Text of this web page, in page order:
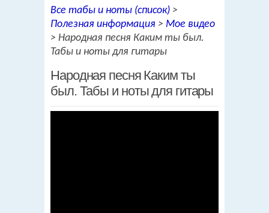
переложения песен для гитары
Все табы и ноты (список) >
Полезная информация > Мое видео
> Народная песня Каким ты был.
Табы и ноты для гитары
Народная песня Каким ты
был. Табы и ноты для гитары